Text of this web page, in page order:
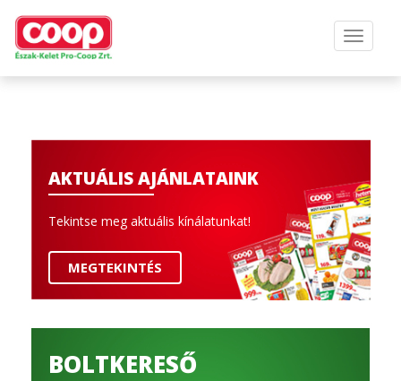
AKTUÁLIS AJÁNLATAINK
Tekintse meg aktuális kínálatunkat!
MEGTEKINTÉS
BOLTKERESŐ